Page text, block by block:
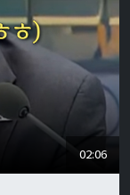
02:06